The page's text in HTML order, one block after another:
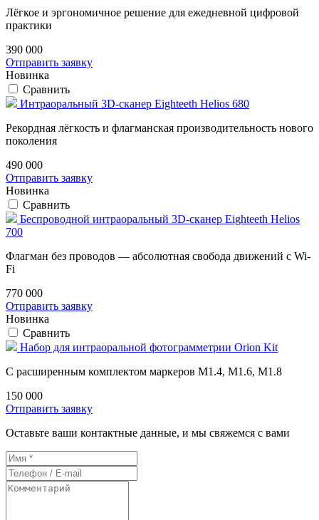
Лёгкое и эргономичное решение для ежедневной цифровой
практики
390 000
Отправить заявку
Новинка
Сравнить
Интраоральный 3D-сканер Eighteeth Helios 680
Рекордная лёгкость и флагманская производительность нового
поколения
490 000
Отправить заявку
Новинка
Сравнить
Беспроводной интраоральный 3D-сканер Eighteeth Helios
700
Флагман без проводов — абсолютная свобода движений с Wi-
Fi
770 000
Отправить заявку
Новинка
Сравнить
Набор для интраоральной фотограмметрии Orion Kit
С расширенным комплектом маркеров M1.4, M1.6, M1.8
150 000
Отправить заявку
Оставьте ваши контактные данные, и мы свяжемся с вами